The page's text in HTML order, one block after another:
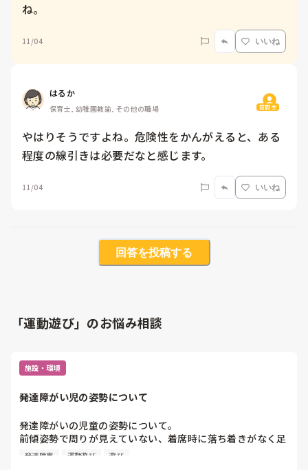
ね。
11/04 いいね
はるか
保育士, 幼稚園教諭, その他の職場 質問主
やはりそうですよね。危険性をかんがえると、ある
程度の線引きは必要だなと感じます。
11/04 いいね
回答を投稿する
「運動遊び」のお悩み相談
施設・環境
発達障がい児の姿勢について
発達障がいの児童の姿勢について。
前傾姿勢で周りが見えていない、着席時に落ち着きがなく足
を上げる、体を揺らす、机を叩く、机に寝そべりながら課題
発達障害 運動遊び 遊び